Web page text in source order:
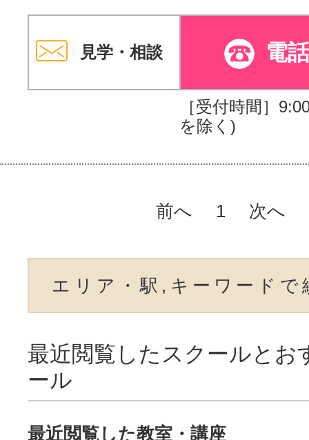
見学・相談 電
［受付時間］
を除く)
前へ 1 次へ
エリア・駅,キーワードで
最近閲覧したスクールとお
ール
最近閲覧した教室・講座